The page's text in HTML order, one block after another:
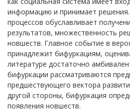
информацию и принимает
процессов обуславливает
результатов, множественность
новшеств. Главное событие в
принадлежит бифуркациям,
литературе достаточно
бифуркации рассматриваются
предшествующего вектора
другой стороны, бифуркация
появления новшеств.